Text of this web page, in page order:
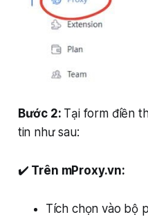
Bước 2: Tại form điền
tin như sau:
✔️ Trên mProxy.vn:
Tích chọn vào bộ